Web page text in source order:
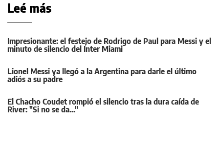
Leé más
Impresionante: el festejo de Rodrigo de Paul para Messi y el
minuto de silencio del Inter Miami
Lionel Messi ya llegó a la Argentina para darle el último
adiós a su padre
El Chacho Coudet rompió el silencio tras la dura caída de
River: "Si no se da..."